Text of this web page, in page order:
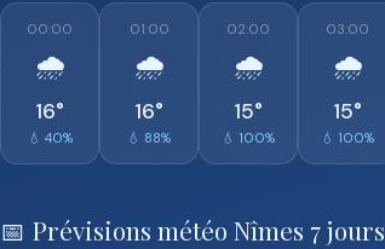
00:00
🌧️
16°
💧 40%
01:00
🌧️
16°
💧 88%
02:00
🌧️
15°
💧 100%
03:00
🌧️
15°
💧 100%
📅 Prévisions météo Nîmes 7 jours